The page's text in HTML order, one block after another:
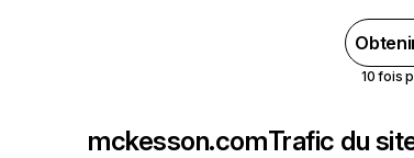
10 fois
mckesson.comTrafic du